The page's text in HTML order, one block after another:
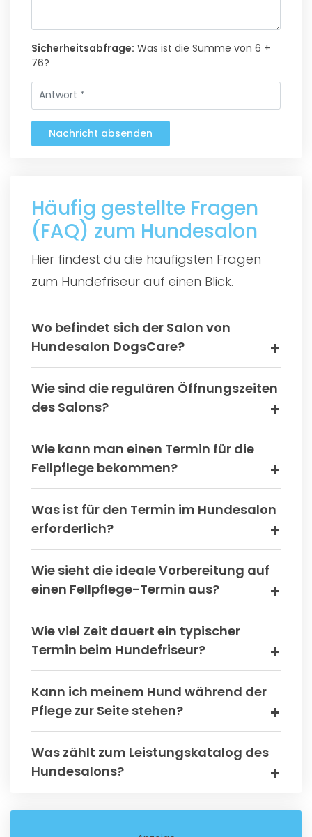
Sicherheitsabfrage: Was ist die Summe von 6 +
76?
Nachricht absenden
Häufig gestellte Fragen
(FAQ) zum Hundesalon
Hier findest du die häufigsten Fragen
zum Hundefriseur auf einen Blick.
Wo befindet sich der Salon von
Hundesalon DogsCare?
Wie sind die regulären Öffnungszeiten
des Salons?
Wie kann man einen Termin für die
Fellpflege bekommen?
Was ist für den Termin im Hundesalon
erforderlich?
Wie sieht die ideale Vorbereitung auf
einen Fellpflege-Termin aus?
Wie viel Zeit dauert ein typischer
Termin beim Hundefriseur?
Kann ich meinem Hund während der
Pflege zur Seite stehen?
Was zählt zum Leistungskatalog des
Hundesalons?